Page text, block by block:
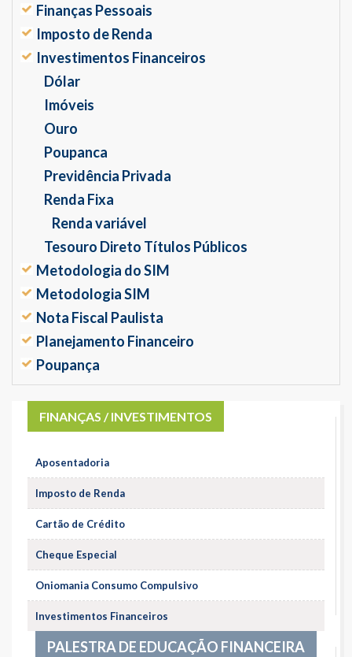
Finanças Pessoais
Imposto de Renda
Investimentos Financeiros
Dólar
Imóveis
Ouro
Poupanca
Previdência Privada
Renda Fixa
Renda variável
Tesouro Direto Títulos Públicos
Metodologia do SIM
Metodologia SIM
Nota Fiscal Paulista
Planejamento Financeiro
Poupança
FINANÇAS / INVESTIMENTOS
Aposentadoria
Imposto de Renda
Cartão de Crédito
Cheque Especial
Oniomania Consumo Compulsivo
Investimentos Financeiros
PALESTRA DE EDUCAÇÃO FINANCEIRA